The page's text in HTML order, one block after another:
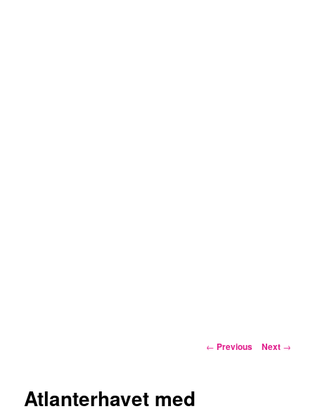
Post
← Previous Next →
Atlanterhavet med